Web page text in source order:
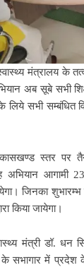
मंत्रालय के
अब सूबे सभी
सभी सम्बंधित
स्तर पर
अभियान आगामी
जिनका
किया जायेगा।
मंत्री डॉ. धन
के सभागार में प्रदेश